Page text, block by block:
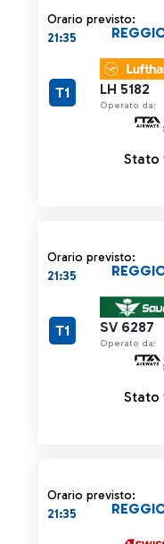
Orario previsto:
21:35
LH 5182
Operato da:
T1
Stato
Orario previsto:
21:35
SV 6287
Operato da:
T1
Stato
Orario previsto:
21:35